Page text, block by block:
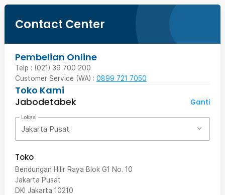
Contact Center
Pembelian Online
Telp : (021) 39 700 200
Customer Service (WA) : 0899 721 7050
Toko Kami
Jabodetabek
Ganti
Lokasi
Jakarta Pusat
Toko
Bendungan Hilir Raya Blok G1 No. 10
Jakarta Pusat
DKI Jakarta 10210